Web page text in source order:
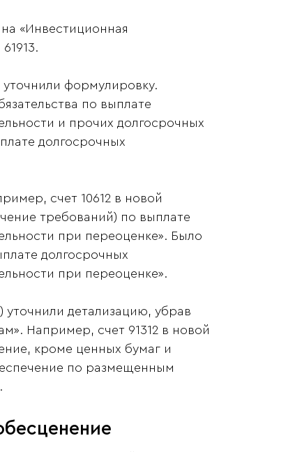
«Инвестиционная
формулировку.
по выплате
и прочих долгосрочных
долгосрочных
счет 10612 в новой
требований) по выплате
при переоценке». Было
долгосрочных
при переоценке».
уточнили детализацию, убрав
Например, счет 91312 в новой
кроме ценных бумаг и
по размещенным